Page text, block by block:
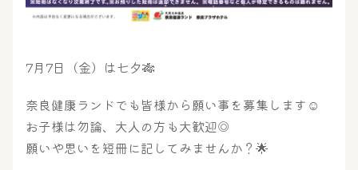
7月7日（金）は七夕🎋
奈良健康ランドでも皆様から願い事を募集します☺
お子様は勿論、大人の方も大歓迎◎
願いや思いを短冊に記してみませんか？🌟